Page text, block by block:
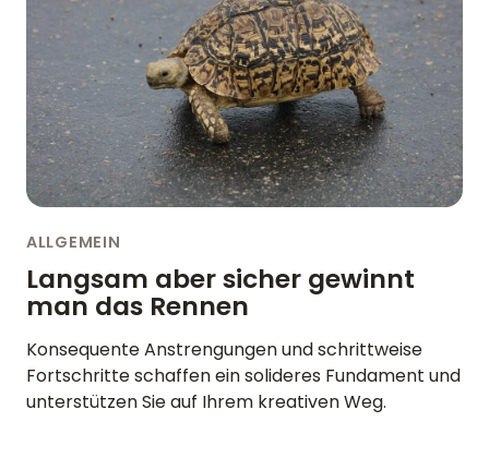
ALLGEMEIN
Langsam aber sicher gewinnt
man das Rennen
Konsequente Anstrengungen und schrittweise
Fortschritte schaffen ein solideres Fundament und
unterstützen Sie auf Ihrem kreativen Weg.